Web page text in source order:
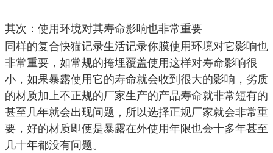
其次：使用环境对其寿命影响也非常重要
同样的复合快猫记录生活记录你膜使用环境对它影响也
非常重要，如常规的掩埋覆盖使用这样对寿命影响很
小，如果暴露使用它的寿命就会收到很大的影响，劣质
的材质加上不正规的厂家生产的产品寿命就非常短有的
甚至几年就会出现问题，所以选择正规厂家就会非常重
要，好的材质即便是暴露在外使用年限也会十多年甚至
几十年都没有问题。